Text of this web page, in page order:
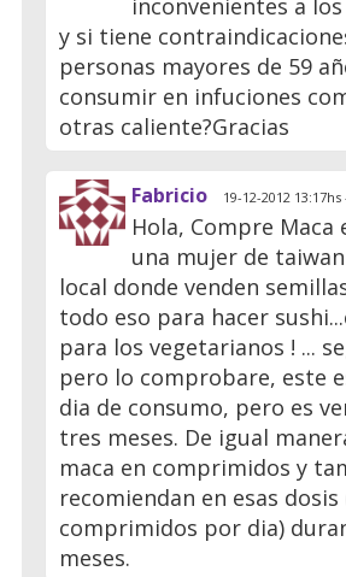
inconvenientes a
y si tiene
personas mayores de 59
consumir en infuciones
otras caliente?Gracias
Fabricio 19-12-2012
Hola, Compre Maca
una mujer de
local donde venden
todo eso para hacer
para los vegetarianos ! ...
pero lo comprobare, este
dia de consumo, pero es
tres meses. De igual
maca en comprimidos y
recomiendan en esas dosis
comprimidos por dia)
meses.